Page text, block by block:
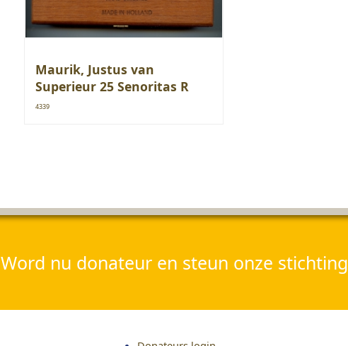
Maurik, Justus van
Superieur 25 Senoritas R
4339
Word nu donateur en steun onze stichting